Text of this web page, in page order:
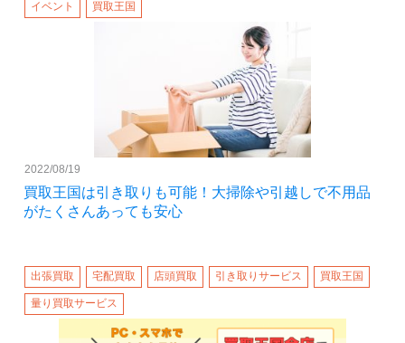
イベント 買取王国
2022/08/19
買取王国は引き取りも可能！大掃除や引越しで不用品
がたくさんあっても安心
出張買取 宅配買取 店頭買取 引き取りサービス 買取王国
量り買取サービス